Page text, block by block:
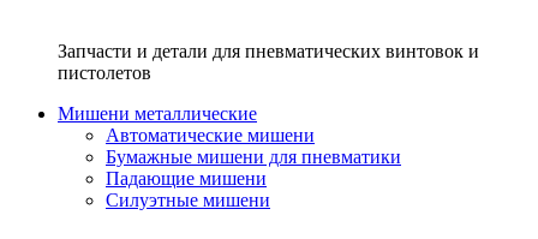
Запчасти и детали для пневматических винтовок и
пистолетов
Мишени металлические
Автоматические мишени
Бумажные мишени для пневматики
Падающие мишени
Силуэтные мишени